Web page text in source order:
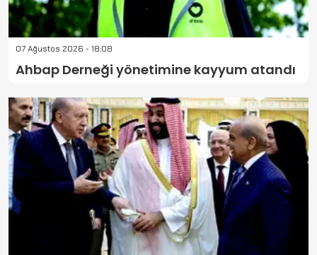
07 Ağustos 2026 - 18:08
Ahbap Derneği yönetimine kayyum atandı